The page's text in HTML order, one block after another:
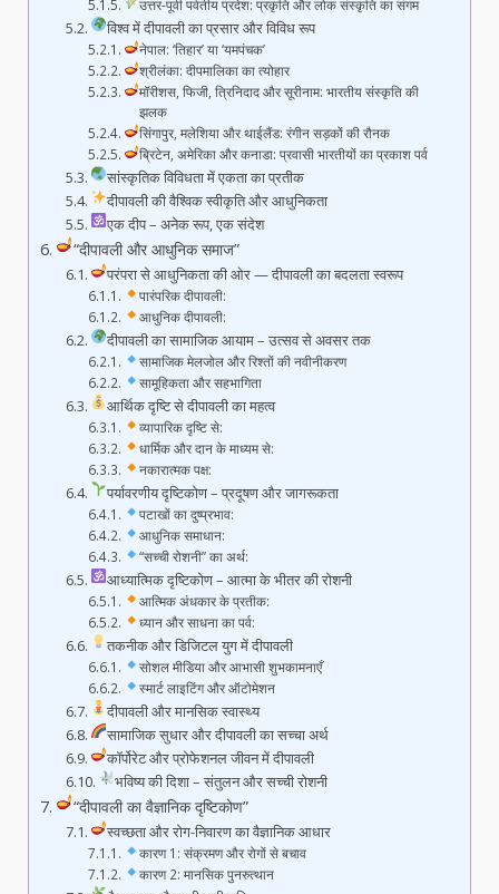
उत्तर-पूर्वी पर्वतीय प्रदेश: प्रकृति और लोक संस्कृति का संगम
विश्व में दीपावली का प्रसार और विविध रूप
नेपाल: ‘तिहार’ या ‘यमपंचक’
श्रीलंका: दीपमालिका का त्योहार
मॉरीशस, फिजी, त्रिनिदाद और सूरीनाम: भारतीय संस्कृति की
झलक
सिंगापुर, मलेशिया और थाईलैंड: रंगीन सड़कों की रौनक
ब्रिटेन, अमेरिका और कनाडा: प्रवासी भारतीयों का प्रकाश पर्व
सांस्कृतिक विविधता में एकता का प्रतीक
दीपावली की वैश्विक स्वीकृति और आधुनिकता
एक दीप – अनेक रूप, एक संदेश
“दीपावली और आधुनिक समाज”
परंपरा से आधुनिकता की ओर — दीपावली का बदलता स्वरूप
पारंपरिक दीपावली:
आधुनिक दीपावली:
दीपावली का सामाजिक आयाम – उत्सव से अवसर तक
सामाजिक मेलजोल और रिश्तों की नवीनीकरण
सामूहिकता और सहभागिता
आर्थिक दृष्टि से दीपावली का महत्व
व्यापारिक दृष्टि से:
धार्मिक और दान के माध्यम से:
नकारात्मक पक्ष:
पर्यावरणीय दृष्टिकोण – प्रदूषण और जागरूकता
पटाखों का दुष्प्रभाव:
आधुनिक समाधान:
“सच्ची रोशनी” का अर्थ:
आध्यात्मिक दृष्टिकोण – आत्मा के भीतर की रोशनी
आत्मिक अंधकार के प्रतीक:
ध्यान और साधना का पर्व:
तकनीक और डिजिटल युग में दीपावली
सोशल मीडिया और आभासी शुभकामनाएँ
स्मार्ट लाइटिंग और ऑटोमेशन
दीपावली और मानसिक स्वास्थ्य
सामाजिक सुधार और दीपावली का सच्चा अर्थ
कॉर्पोरेट और प्रोफेशनल जीवन में दीपावली
भविष्य की दिशा – संतुलन और सच्ची रोशनी
“दीपावली का वैज्ञानिक दृष्टिकोण”
स्वच्छता और रोग-निवारण का वैज्ञानिक आधार
कारण 1: संक्रमण और रोगों से बचाव
कारण 2: मानसिक पुनरुत्थान